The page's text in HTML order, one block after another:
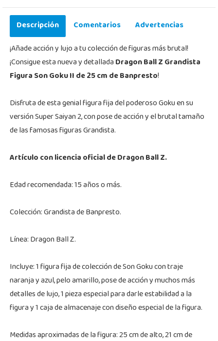
Descripción Comentarios
Advertencias
¡Añade acción y lujo a tu colección de figuras más brutal!
¡Consigue esta nueva y detalladaDragon Ball Z Grandista
Figura Son Goku II de 25 cm de Banpresto!
Disfruta de esta genial figura fija del poderoso Goku en su
versión Super Saiyan 2, con pose de acción y el brutal tamaño
de las famosas figuras Grandista.
Artículo con licencia oficial de Dragon Ball Z.
Edad recomendada: 15 años o más.
Colección: Grandista de Banpresto.
Línea: Dragon Ball Z.
Incluye: 1 figura fija de colección de Son Goku con traje
naranja y azul, pelo amarillo, pose de acción y muchos más
detalles de lujo, 1 pieza especial para darle estabilidad a la
figura y 1 caja de almacenaje con diseño especial de la figura.
Medidas aproximadas de la figura: 25 cm de alto, 21 cm de